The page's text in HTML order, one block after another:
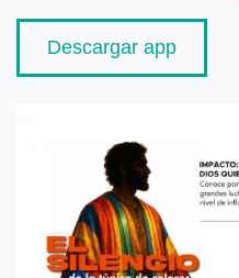
Descargar app